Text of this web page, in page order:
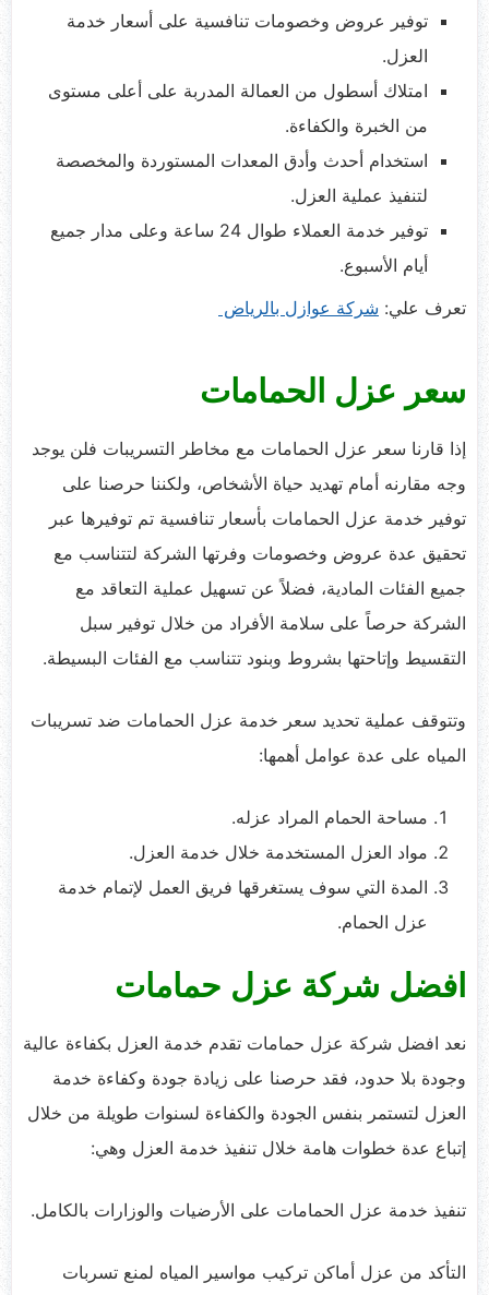
توفير عروض وخصومات تنافسية على أسعار خدمة
العزل.
امتلاك أسطول من العمالة المدربة على أعلى مستوى
من الخبرة والكفاءة.
استخدام أحدث وأدق المعدات المستوردة والمخصصة
لتنفيذ عملية العزل.
توفير خدمة العملاء طوال 24 ساعة وعلى مدار جميع
أيام الأسبوع.
تعرف علي: شركة عوازل بالرياض
سعر عزل الحمامات
إذا قارنا سعر عزل الحمامات مع مخاطر التسريبات فلن يوجد
وجه مقارنه أمام تهديد حياة الأشخاص، ولكننا حرصنا على
توفير خدمة عزل الحمامات بأسعار تنافسية تم توفيرها عبر
تحقيق عدة عروض وخصومات وفرتها الشركة لتتناسب مع
جميع الفئات المادية، فضلاً عن تسهيل عملية التعاقد مع
الشركة حرصاً على سلامة الأفراد من خلال توفير سبل
التقسيط وإتاحتها بشروط وبنود تتناسب مع الفئات البسيطة.
وتتوقف عملية تحديد سعر خدمة عزل الحمامات ضد تسريبات
المياه على عدة عوامل أهمها:
مساحة الحمام المراد عزله.
مواد العزل المستخدمة خلال خدمة العزل.
المدة التي سوف يستغرقها فريق العمل لإتمام خدمة
عزل الحمام.
افضل شركة عزل حمامات
نعد افضل شركة عزل حمامات تقدم خدمة العزل بكفاءة عالية
وجودة بلا حدود، فقد حرصنا على زيادة جودة وكفاءة خدمة
العزل لتستمر بنفس الجودة والكفاءة لسنوات طويلة من خلال
إتباع عدة خطوات هامة خلال تنفيذ خدمة العزل وهي:
تنفيذ خدمة عزل الحمامات على الأرضيات والوزارات بالكامل.
التأكد من عزل أماكن تركيب مواسير المياه لمنع تسربات